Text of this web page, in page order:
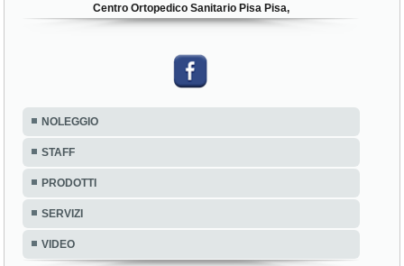
Centro Ortopedico Sanitario Pisa Pisa,
NOLEGGIO
STAFF
PRODOTTI
SERVIZI
VIDEO